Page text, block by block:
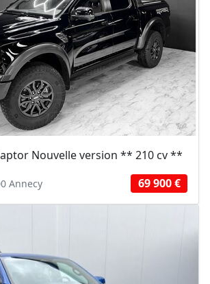
Nouvelle version ** 210 cv **
Annecy 69 900 €